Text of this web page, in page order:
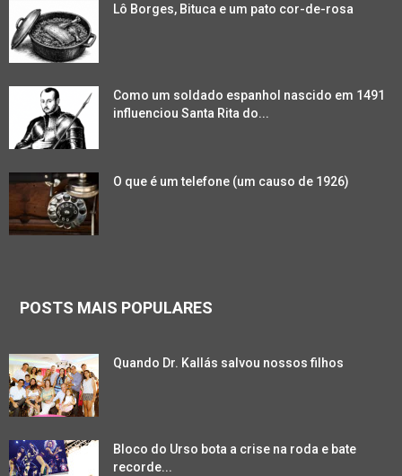
Lô Borges, Bituca e um pato cor-de-rosa
Como um soldado espanhol nascido em 1491
influenciou Santa Rita do...
O que é um telefone (um causo de 1926)
POSTS MAIS POPULARES
Quando Dr. Kallás salvou nossos filhos
Bloco do Urso bota a crise na roda e bate
recorde...